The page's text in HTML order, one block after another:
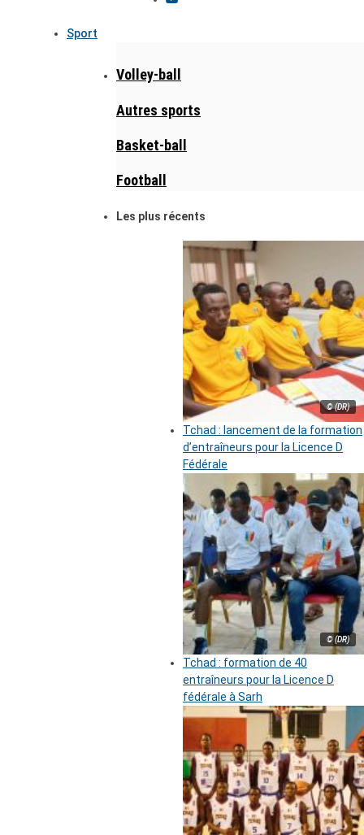
Sport
Volley-ball
Autres sports
Basket-ball
Football
Les plus récents
© (DR)
Tchad : lancement de la formation
d’entraîneurs pour la Licence D
Fédérale
© (DR)
Tchad : formation de 40
entraîneurs pour la Licence D
fédérale à Sarh